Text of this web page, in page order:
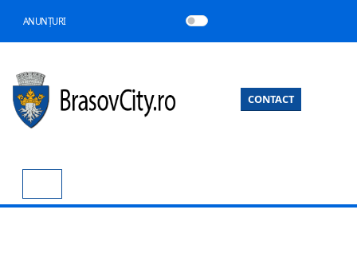
ANUNȚURI
CONTACT